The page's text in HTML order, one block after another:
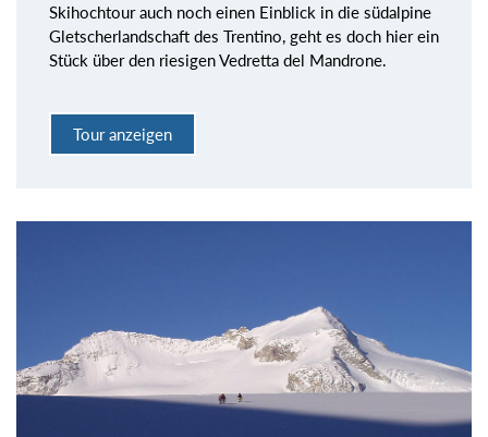
Skihochtour auch noch einen Einblick in die südalpine
Gletscherlandschaft des Trentino, geht es doch hier ein
Stück über den riesigen Vedretta del Mandrone.
Tour anzeigen